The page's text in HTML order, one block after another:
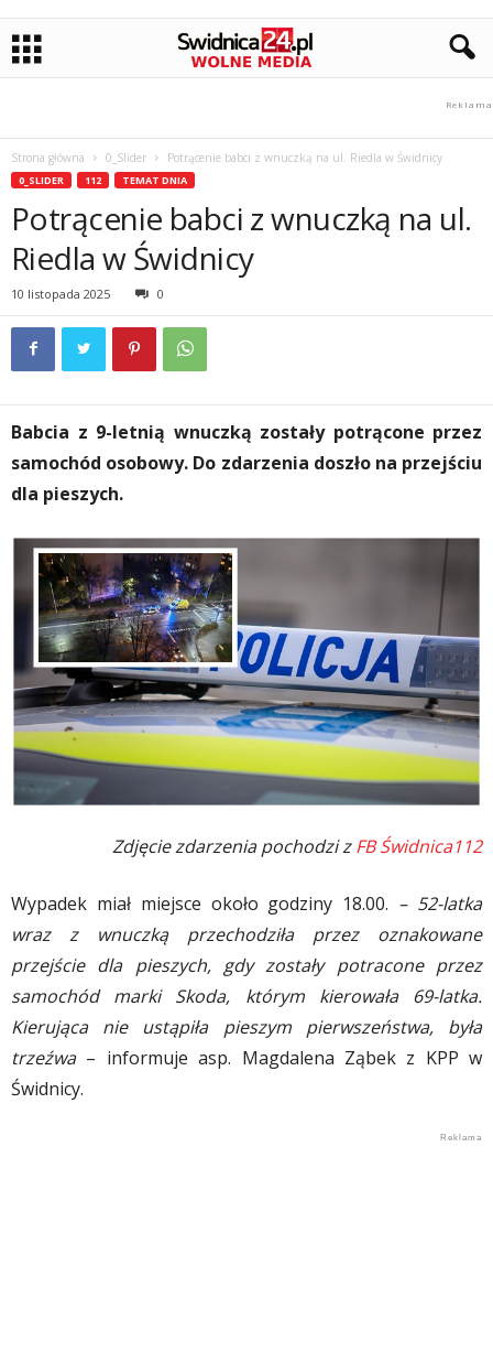
Strona główna 0_Slider Potrącenie babci z wnuczką na ul. Riedla w Świdnicy
0_SLIDER 112 TEMAT DNIA
Potrącenie babci z wnuczką na ul.
Riedla w Świdnicy
10 listopada 2025 0
Babcia z 9-letnią wnuczką zostały potrącone przez
samochód osobowy. Do zdarzenia doszło na przejściu
dla pieszych.
Zdjęcie zdarzenia pochodzi zFB Świdnica112
Wypadek miał miejsce około godziny 18.00. – 52-latka
wraz z wnuczką przechodziła przez oznakowane
przejście dla pieszych, gdy zostały potracone przez
samochód marki Skoda, którym kierowała 69-latka.
Kierująca nie ustąpiła pieszym pierwszeństwa, była
trzeźwa– informuje asp. Magdalena Ząbek z KPP w
Świdnicy.